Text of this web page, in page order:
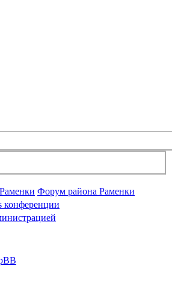
Форум района Раменки
конференции